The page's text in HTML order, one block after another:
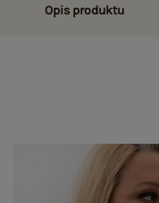
Opis produktu